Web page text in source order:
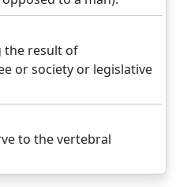
the result of
or society or legislative
to the vertebral